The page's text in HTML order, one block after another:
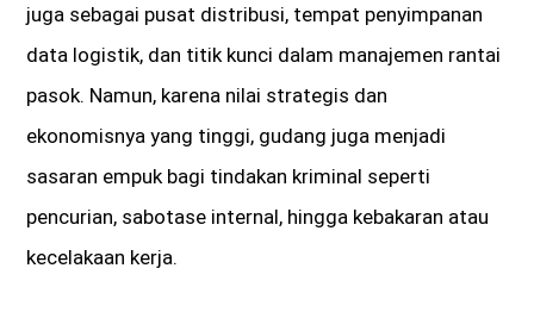
juga sebagai pusat distribusi, tempat penyimpanan
data logistik, dan titik kunci dalam manajemen rantai
pasok. Namun, karena nilai strategis dan
ekonomisnya yang tinggi, gudang juga menjadi
sasaran empuk bagi tindakan kriminal seperti
pencurian, sabotase internal, hingga kebakaran atau
kecelakaan kerja.